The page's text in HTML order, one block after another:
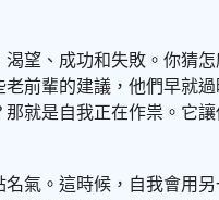
望、成功和失敗。你猜
前輩的建議，他們早就
就是自我正在作祟。它
氣。這時候，自我會用